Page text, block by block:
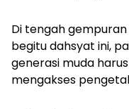
Di tengah
begitu dahsyat ini,
generasi muda
mengakses